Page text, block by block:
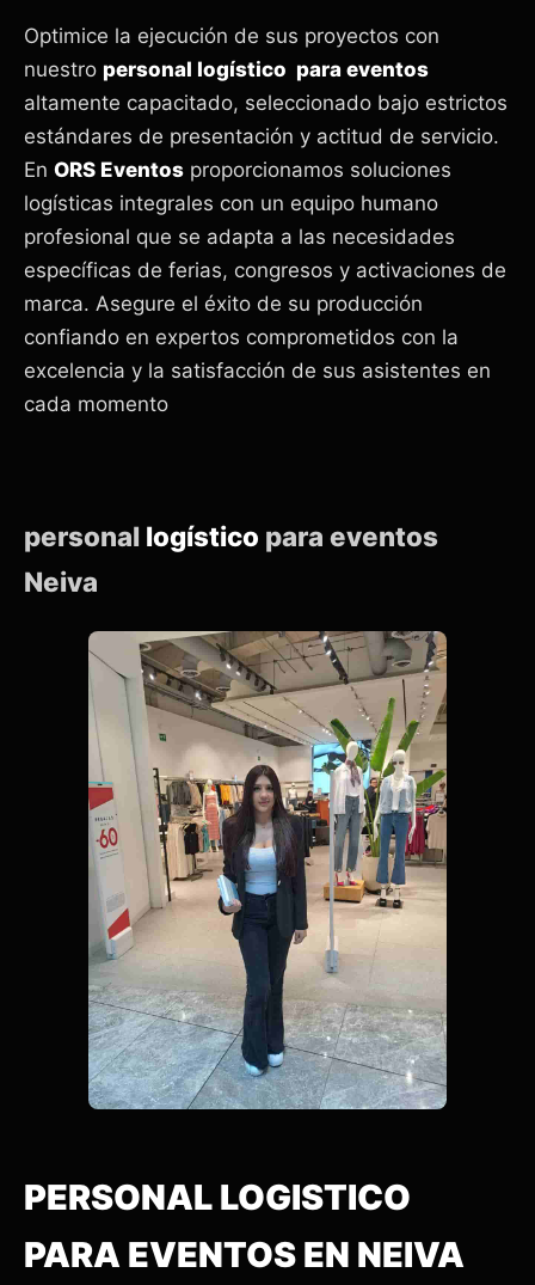
Optimice la ejecución de sus proyectos con
nuestro personal logístico para eventos
altamente capacitado, seleccionado bajo estrictos
estándares de presentación y actitud de servicio.
En ORS Eventos proporcionamos soluciones
logísticas integrales con un equipo humano
profesional que se adapta a las necesidades
específicas de ferias, congresos y activaciones de
marca. Asegure el éxito de su producción
confiando en expertos comprometidos con la
excelencia y la satisfacción de sus asistentes en
cada momento
personal logístico para eventos
Neiva
PERSONAL LOGISTICO
PARA EVENTOS EN NEIVA